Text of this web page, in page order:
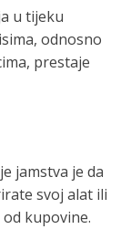
u tijeku
odnosno
prestaje
jamstva je da
svoj alat ili
kupovine.